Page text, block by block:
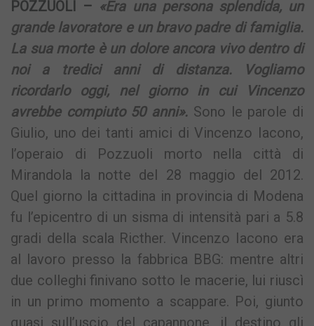
POZZUOLI – «Era una persona splendida, un
grande lavoratore e un bravo padre di famiglia.
La sua morte è un dolore ancora vivo dentro di
noi a tredici anni di distanza. Vogliamo
ricordarlo oggi, nel giorno in cui Vincenzo
avrebbe compiuto 50 anni». Sono le parole di
Giulio, uno dei tanti amici di Vincenzo Iacono,
l’operaio di Pozzuoli morto nella città di
Mirandola la notte del 28 maggio del 2012.
Quel giorno la cittadina in provincia di Modena
fu l’epicentro di un sisma di intensità pari a 5.8
gradi della scala Ricther. Vincenzo Iacono era
al lavoro presso la fabbrica BBG: mentre altri
due colleghi finivano sotto le macerie, lui riuscì
in un primo momento a scappare. Poi, giunto